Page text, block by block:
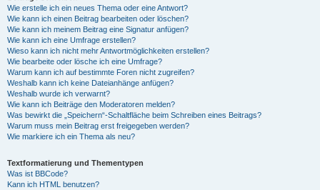
Wie erstelle ich ein neues Thema oder eine Antwort?
Wie kann ich einen Beitrag bearbeiten oder löschen?
Wie kann ich meinem Beitrag eine Signatur anfügen?
Wie kann ich eine Umfrage erstellen?
Wieso kann ich nicht mehr Antwortmöglichkeiten erstellen?
Wie bearbeite oder lösche ich eine Umfrage?
Warum kann ich auf bestimmte Foren nicht zugreifen?
Weshalb kann ich keine Dateianhänge anfügen?
Weshalb wurde ich verwarnt?
Wie kann ich Beiträge den Moderatoren melden?
Was bewirkt die „Speichern“-Schaltfläche beim Schreiben eines Beitrags?
Warum muss mein Beitrag erst freigegeben werden?
Wie markiere ich ein Thema als neu?
Textformatierung und Thementypen
Was ist BBCode?
Kann ich HTML benutzen?